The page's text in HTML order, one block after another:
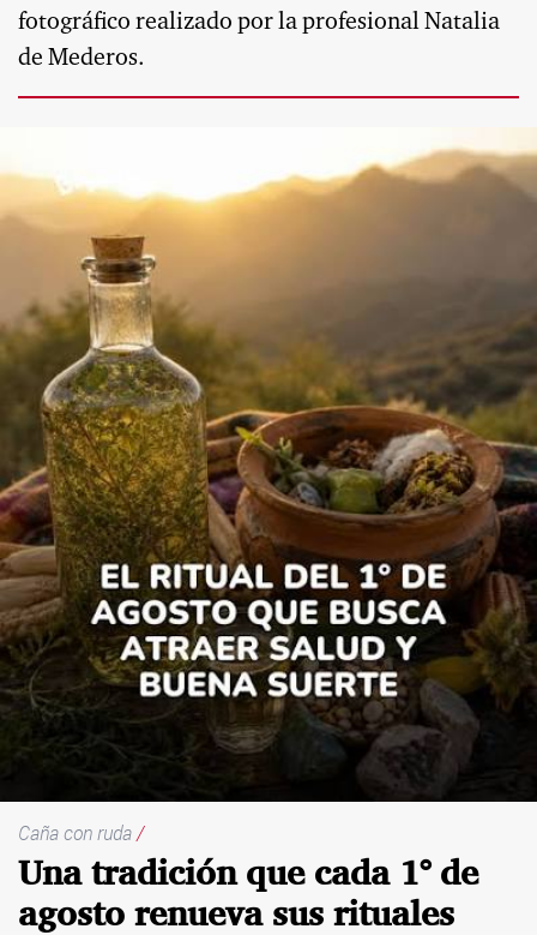
fotográfico realizado por la profesional Natalia
de Mederos.
Caña con ruda/
Una tradición que cada 1° de
agosto renueva sus rituales